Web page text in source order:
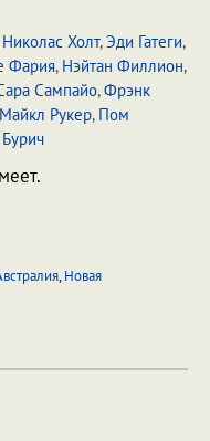
Николас Холт,Эди Гатеги,
Фария, Нэйтан Филлион,
Сампайо,Фрэнк
Майкл Рукер, Пом
,Новая